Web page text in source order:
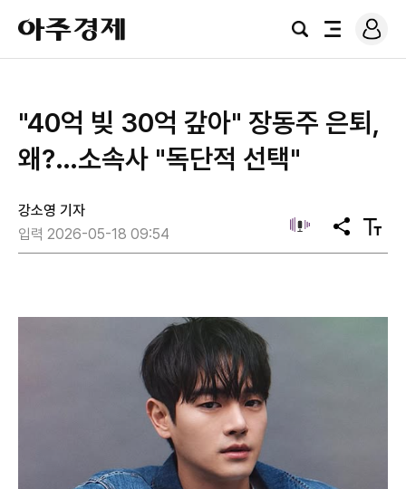
아
주
경
검
전
로
그
"40억 빚 30억 갚아" 장동주 은퇴,
왜?…소속사 "독단적 선택"
강소영 기자
입력 2026-05-18 09:54
공
유
텍
스